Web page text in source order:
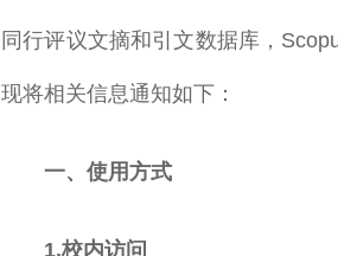
同行评议文摘和引文数据库，
现将相关信息通知如下：
一、使用方式
1.校内访问